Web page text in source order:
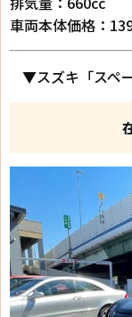
車両本体価格：
▼スズキ「スペ